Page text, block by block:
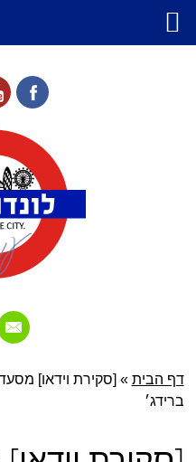
תפריט ראשי
דילוג
לתוכן
דף הבית »
ברידג׳